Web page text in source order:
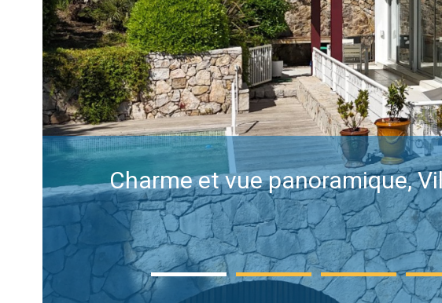
Charme et vue panoramique,